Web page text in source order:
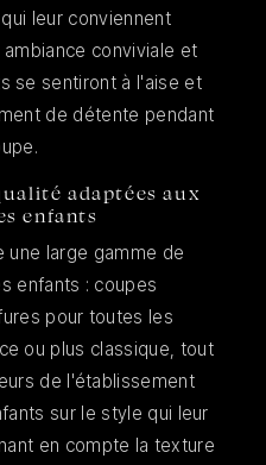
leur conviennent
conviviale et
se sentiront à l'aise et
de détente pendant
adaptées aux
enfants
une large gamme de
enfants : coupes
pour toutes les
ou plus classique, tout
de l'établissement
sur le style qui leur
en compte la texture